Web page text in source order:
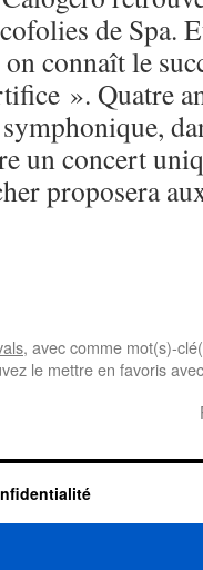
de Spa.
connaît le
». Quatre
un concert
proposera
, avec comme mot(s)-
le mettre en favoris